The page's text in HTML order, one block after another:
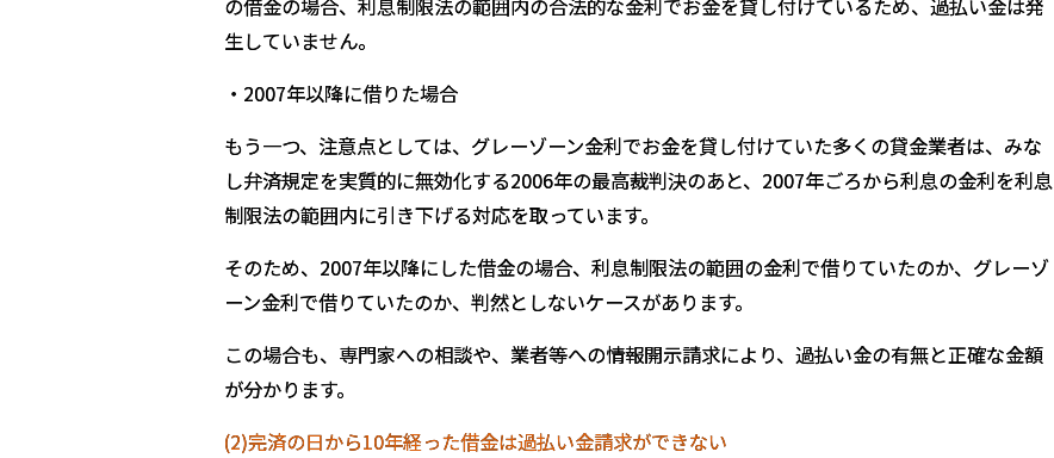
の借金の場合、利息制限法の範囲内の合法的な金利でお金を貸し付けているため、過払い金は発
生していません。
・2007年以降に借りた場合
もう一つ、注意点としては、グレーゾーン金利でお金を貸し付けていた多くの貸金業者は、みな
し弁済規定を実質的に無効化する2006年の最高裁判決のあと、2007年ごろから利息の金利を利息
制限法の範囲内に引き下げる対応を取っています。
そのため、2007年以降にした借金の場合、利息制限法の範囲の金利で借りていたのか、グレーゾ
ーン金利で借りていたのか、判然としないケースがあります。
この場合も、専門家への相談や、業者等への情報開示請求により、過払い金の有無と正確な金額
が分かります。
(2)完済の日から10年経った借金は過払い金請求ができない